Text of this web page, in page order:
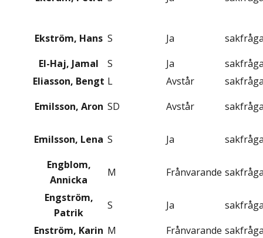
Ekström, Hans S Ja
El-Haj, Jamal
S Ja
Eliasson, Bengt L Avstår
Emilsson, Aron SD Avstår
Emilsson, Lena S Ja
Engblom,
Annicka
M Frånvarande
Engström,
Patrik
S Ja
Enström, Karin M Frånvarande